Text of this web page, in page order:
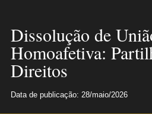
Dissolução de
Homoafetiva:
Direitos
Data de publicação: 28/maio/2026